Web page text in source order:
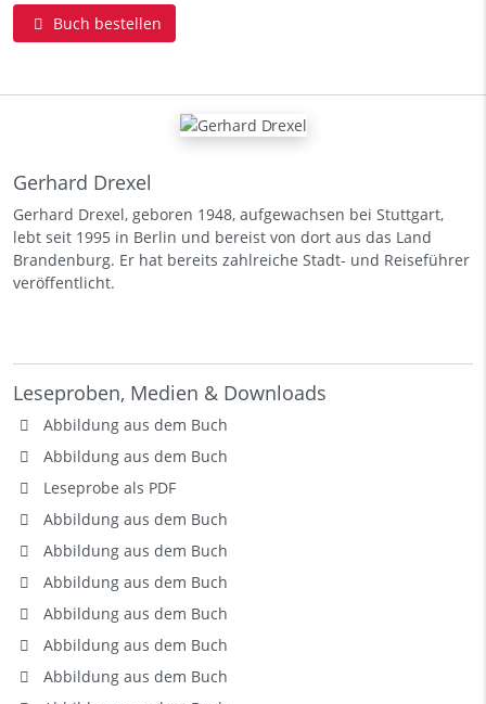
Buch bestellen
Gerhard Drexel
Gerhard Drexel, geboren 1948, aufgewachsen bei Stuttgart,
lebt seit 1995 in Berlin und bereist von dort aus das Land
Brandenburg. Er hat bereits zahlreiche Stadt- und Reiseführer
veröffentlicht.
Leseproben, Medien & Downloads
Abbildung aus dem Buch
Abbildung aus dem Buch
Leseprobe als PDF
Abbildung aus dem Buch
Abbildung aus dem Buch
Abbildung aus dem Buch
Abbildung aus dem Buch
Abbildung aus dem Buch
Abbildung aus dem Buch